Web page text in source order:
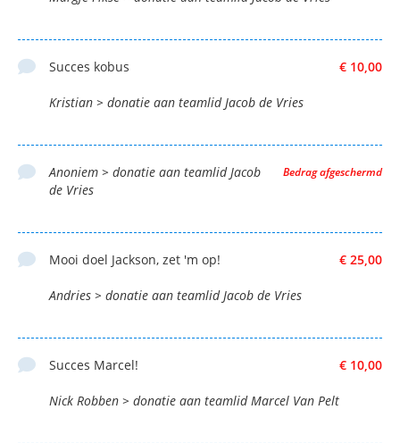
€ 10,00
Succes kobus
Kristian > donatie aan teamlid Jacob de Vries
Bedrag afgeschermd
Anoniem > donatie aan teamlid Jacob
de Vries
€ 25,00
Mooi doel Jackson, zet 'm op!
Andries > donatie aan teamlid Jacob de Vries
€ 10,00
Succes Marcel!
Nick Robben > donatie aan teamlid Marcel Van Pelt